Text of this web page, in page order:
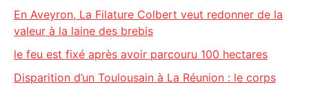
En Aveyron, La Filature Colbert veut redonner de la
valeur à la laine des brebis
le feu est fixé après avoir parcouru 100 hectares
Disparition d’un Toulousain à La Réunion : le corps